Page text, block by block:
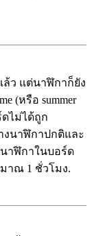
ล้ว แต่นาฬิกาก็ยัง
(หรือ summer
ไม่ได้ถูก
งนาฬิกาปกติและ
นาฬิกาในบอร์ด
าณ 1 ชั่วโมง.